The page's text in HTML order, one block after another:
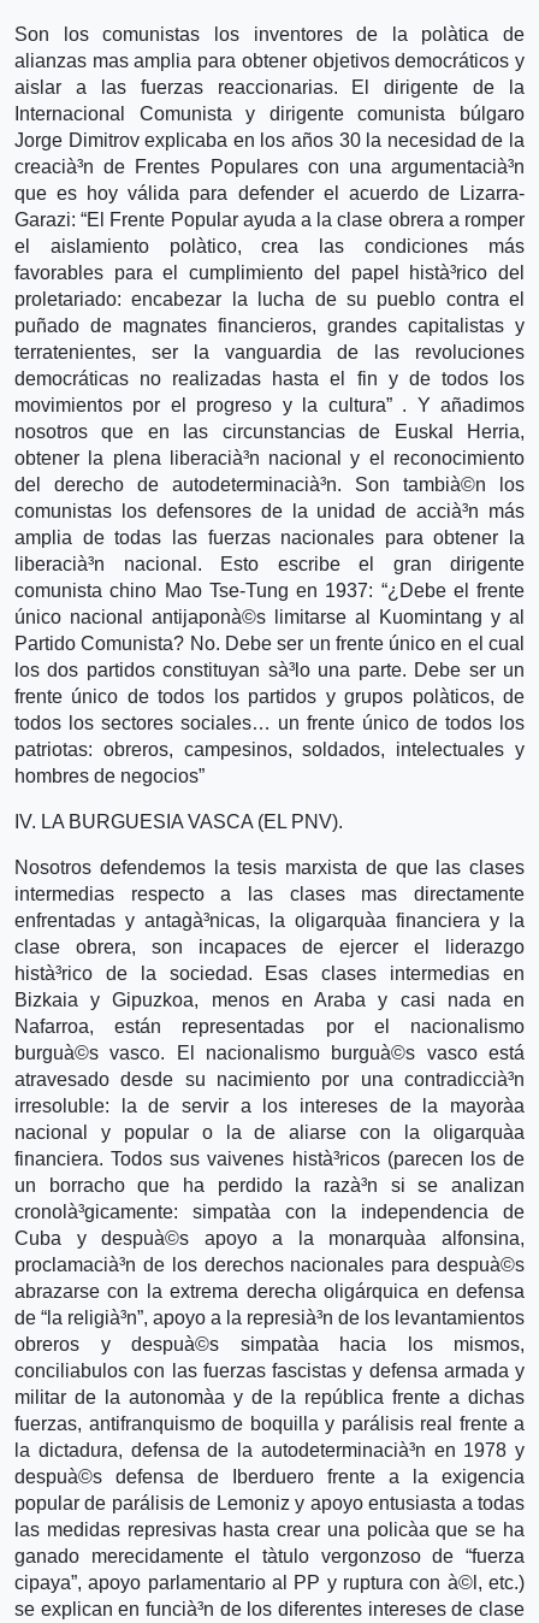
Son los comunistas los inventores de la polà­tica de
alianzas mas amplia para obtener objetivos democráticos y
aislar a las fuerzas reaccionarias. El dirigente de la
Internacional Comunista y dirigente comunista búlgaro
Jorge Dimitrov explicaba en los años 30 la necesidad de la
creacià³n de Frentes Populares con una argumentacià³n
que es hoy válida para defender el acuerdo de Lizarra-
Garazi: “El Frente Popular ayuda a la clase obrera a romper
el aislamiento polà­tico, crea las condiciones más
favorables para el cumplimiento del papel histà³rico del
proletariado: encabezar la lucha de su pueblo contra el
puñado de magnates financieros, grandes capitalistas y
terratenientes, ser la vanguardia de las revoluciones
democráticas no realizadas hasta el fin y de todos los
movimientos por el progreso y la cultura” . Y añadimos
nosotros que en las circunstancias de Euskal Herria,
obtener la plena liberacià³n nacional y el reconocimiento
del derecho de autodeterminacià³n. Son tambià©n los
comunistas los defensores de la unidad de accià³n más
amplia de todas las fuerzas nacionales para obtener la
liberacià³n nacional. Esto escribe el gran dirigente
comunista chino Mao Tse-Tung en 1937: “¿Debe el frente
único nacional antijaponà©s limitarse al Kuomintang y al
Partido Comunista? No. Debe ser un frente único en el cual
los dos partidos constituyan sà³lo una parte. Debe ser un
frente único de todos los partidos y grupos polà­ticos, de
todos los sectores sociales… un frente único de todos los
patriotas: obreros, campesinos, soldados, intelectuales y
hombres de negocios”
IV. LA BURGUESIA VASCA (EL PNV).
Nosotros defendemos la tesis marxista de que las clases
intermedias respecto a las clases mas directamente
enfrentadas y antagà³nicas, la oligarquà­a financiera y la
clase obrera, son incapaces de ejercer el liderazgo
histà³rico de la sociedad. Esas clases intermedias en
Bizkaia y Gipuzkoa, menos en Araba y casi nada en
Nafarroa, están representadas por el nacionalismo
burguà©s vasco. El nacionalismo burguà©s vasco está
atravesado desde su nacimiento por una contradiccià³n
irresoluble: la de servir a los intereses de la mayorà­a
nacional y popular o la de aliarse con la oligarquà­a
financiera. Todos sus vaivenes histà³ricos (parecen los de
un borracho que ha perdido la razà³n si se analizan
cronolà³gicamente: simpatà­a con la independencia de
Cuba y despuà©s apoyo a la monarquà­a alfonsina,
proclamacià³n de los derechos nacionales para despuà©s
abrazarse con la extrema derecha oligárquica en defensa
de “la religià³n”, apoyo a la represià³n de los levantamientos
obreros y despuà©s simpatà­a hacia los mismos,
conciliabulos con las fuerzas fascistas y defensa armada y
militar de la autonomà­a y de la república frente a dichas
fuerzas, antifranquismo de boquilla y parálisis real frente a
la dictadura, defensa de la autodeterminacià³n en 1978 y
despuà©s defensa de Iberduero frente a la exigencia
popular de parálisis de Lemoniz y apoyo entusiasta a todas
las medidas represivas hasta crear una policà­a que se ha
ganado merecidamente el tà­tulo vergonzoso de “fuerza
cipaya”, apoyo parlamentario al PP y ruptura con à©l, etc.)
se explican en funcià³n de los diferentes intereses de clase